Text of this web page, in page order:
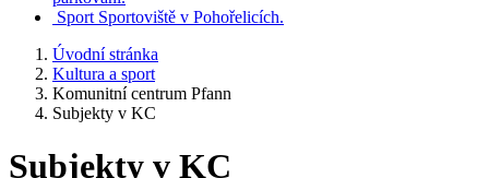
Sport Sportoviště v Pohořelicích.
Úvodní stránka
Kultura a sport
Komunitní centrum Pfann
Subjekty v KC
Subjekty v KC